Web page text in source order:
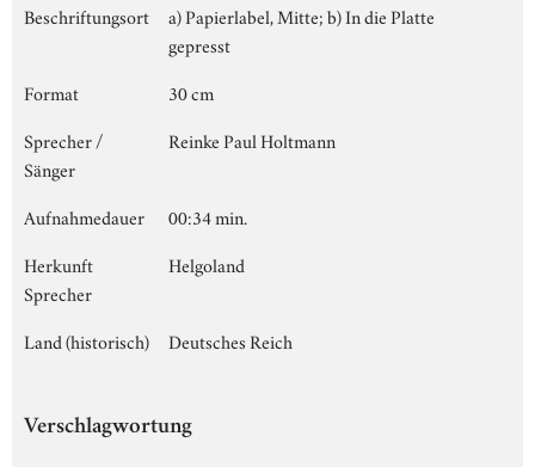
Beschriftungsort
a) Papierlabel, Mitte; b) In die Platte
gepresst
Format
30 cm
Sprecher /
Sänger
Reinke Paul Holtmann
Aufnahmedauer
00:34 min.
Herkunft
Sprecher
Helgoland
Land (historisch) Deutsches Reich
Verschlagwortung